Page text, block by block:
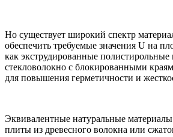
Но существует широкий спектр
обеспечить требуемые значения U на
как экструдированные
стекловолокно с блокированными
для повышения герметичности и
Эквивалентные натуральные
плиты из древесного волокна или